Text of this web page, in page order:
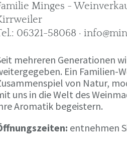
Minges -
06321-58068 ·
mehreren Generationen
Ein Familien-
von Natur,
uns in die Welt des
Aromatik begeistern.
entnehmen